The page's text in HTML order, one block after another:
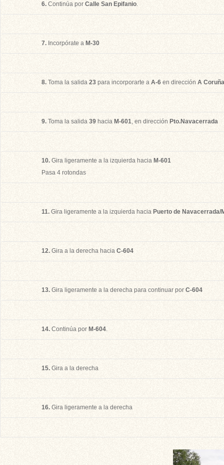
6. Continúa por Calle San Epifanio.
7. Incorpórate a M-30
8. Toma la salida 23 para incorporarte a A-6 en dirección A Coruña
9. Toma la salida 39 hacia M-601, en dirección Pto.Navacerrada
10. Gira ligeramente a la izquierda hacia M-601
Pasa 4 rotondas
11. Gira ligeramente a la izquierda hacia Puerto de Navacerrada/
12. Gira a la derecha hacia C-604
13. Gira ligeramente a la derecha para continuar por C-604
14. Continúa por M-604.
15. Gira a la derecha
16. Gira ligeramente a la derecha